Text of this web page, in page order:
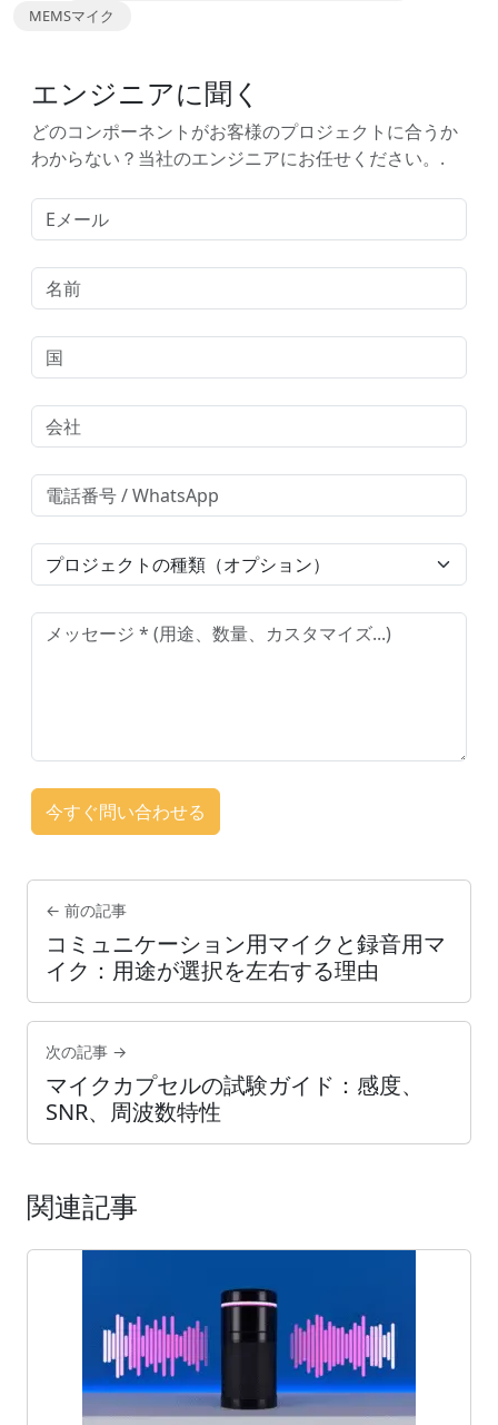
MEMSマイク
エンジニアに聞く
どのコンポーネントがお客様のプロジェクトに合うか
わからない？当社のエンジニアにお任せください。.
今すぐ問い合わせる
← 前の記事
コミュニケーション用マイクと録音用マ
イク：用途が選択を左右する理由
次の記事 →
マイクカプセルの試験ガイド：感度、
SNR、周波数特性
関連記事